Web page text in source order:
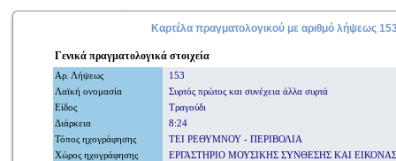
Καρτέλα πραγματολογικού με αριθμόλήψεως
Γενικά πραγματολογικά στοιχεία
Αρ. Λήψεως
153
Λαϊκή ονομασία
Συρτός πρώτος και συνέχεια άλλα συρτά
Είδος
Τραγούδι
Διάρκεια
8:24
Τόπος ηχογράφησης
ΤΕΙ ΡΕΘΥΜΝΟΥ - ΠΕΡΙΒΟΛΙΑ
Χώρος ηχογράφησης
ΕΡΓΑΣΤΗΡΙΟ ΜΟΥΣΙΚΗΣ ΣΥΝΘΕΣΗΣ ΚΑΙ ΕΙΚΟΝΑΣ